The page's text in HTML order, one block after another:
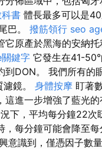
書 體長最多可以是
巴。 撥筋領行 seo
它原產於黑海的安納托
鍵字 它發生在41-
到DON。 我們所有的
鏡。 身體按摩 盯著
進一步增強了藍光的
下，平均每分鐘22次
，每分鐘可能會降至每
意識到，僅憑因子數